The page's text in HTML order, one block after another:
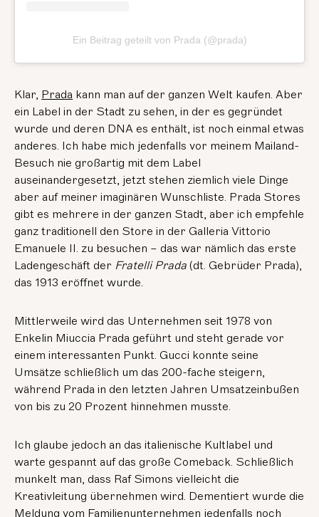
Ein Beitrag geteilt von Prada (@prada)
Klar, Prada kann man auf der ganzen Welt kaufen. Aber
ein Label in der Stadt zu sehen, in der es gegründet
wurde und deren DNA es enthält, ist noch einmal etwas
anderes. Ich habe mich jedenfalls vor meinem Mailand-
Besuch nie großartig mit dem Label
auseinandergesetzt, jetzt stehen ziemlich viele Dinge
aber auf meiner imaginären Wunschliste. Prada Stores
gibt es mehrere in der ganzen Stadt, aber ich empfehle
ganz traditionell den Store in der Galleria Vittorio
Emanuele II. zu besuchen – das war nämlich das erste
Ladengeschäft der Fratelli Prada (dt. Gebrüder Prada),
das 1913 eröffnet wurde.
Mittlerweile wird das Unternehmen seit 1978 von
Enkelin Miuccia Prada geführt und steht gerade vor
einem interessanten Punkt. Gucci konnte seine
Umsätze schließlich um das 200-fache steigern,
während Prada in den letzten Jahren Umsatzeinbußen
von bis zu 20 Prozent hinnehmen musste.
Ich glaube jedoch an das italienische Kultlabel und
warte gespannt auf das große Comeback. Schließlich
munkelt man, dass Raf Simons vielleicht die
Kreativleitung übernehmen wird. Dementiert wurde die
Meldung vom Familienunternehmen jedenfalls noch